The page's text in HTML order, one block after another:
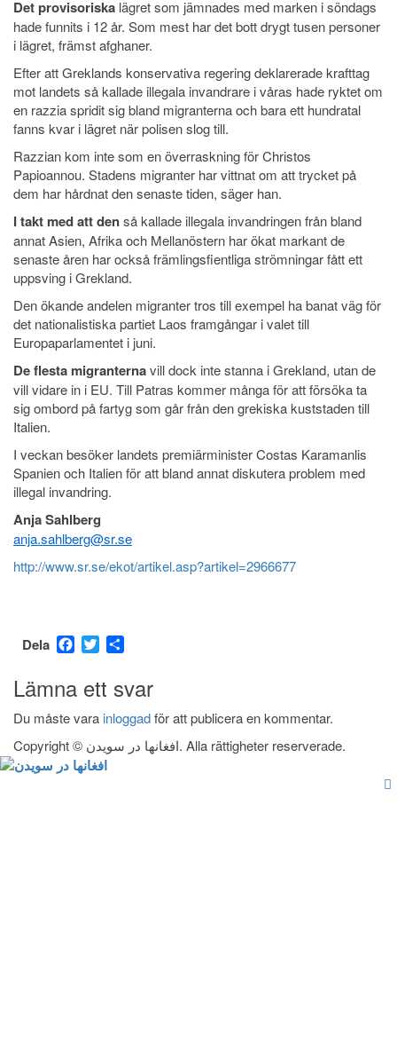
Det provisoriska lägret som jämnades med marken i söndags
hade funnits i 12 år. Som mest har det bott drygt tusen personer
i lägret, främst afghaner.
Efter att Greklands konservativa regering deklarerade krafttag
mot landets så kallade illegala invandrare i våras hade ryktet om
en razzia spridit sig bland migranterna och bara ett hundratal
fanns kvar i lägret när polisen slog till.
Razzian kom inte som en överraskning för Christos
Papioannou. Stadens migranter har vittnat om att trycket på
dem har hårdnat den senaste tiden, säger han.
I takt med att denså kallade illegala invandringen från bland
annat Asien, Afrika och Mellanöstern har ökat markant de
senaste åren har också främlingsfientliga strömningar fått ett
uppsving i Grekland.
Den ökande andelen migranter tros till exempel ha banat väg för
det nationalistiska partiet Laos framgångar i valet till
Europaparlamentet i juni.
De flesta migranternavill dock inte stanna i Grekland, utan de
vill vidare in i EU. Till Patras kommer många för att försöka ta
sig ombord på fartyg som går från den grekiska kuststaden till
Italien.
I veckan besöker landets premiärminister Costas Karamanlis
Spanien och Italien för att bland annat diskutera problem med
illegal invandring.
Anja Sahlberg
anja.sahlberg@sr.se
http://www.sr.se/ekot/artikel.asp?artikel=2966677
Dela Facebook
Twitter
Lämna ett svar
Du måste vara inloggadför att publicera en kommentar.
Copyright © افغانها در سویدن. Alla rättigheter reserverade.